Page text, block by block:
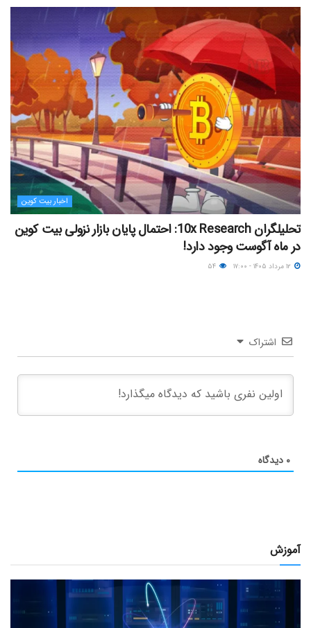
اخبار بیت کوین
تحلیلگران 10x Research: احتمال پایان بازار نزولی بیت کوین
در ماه آگوست وجود دارد!
اشتراک
۰ دیدگاه
آموزش